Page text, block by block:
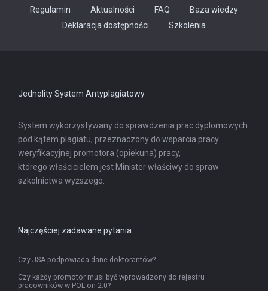
Regulamin
Aktualności FAQ
Baza wiedzy
Deklaracja dostępności
Szkolenia
Jednolity System Antyplagiatowy
System wykorzystywany do sprawdzenia prac dyplomowych
pod kątem plagiatu, przeznaczony do wsparcia pracy
weryfikacyjnej promotora (opiekuna) pracy,
którego właścicielem jest Minister właściwy do spraw
szkolnictwa wyższego.
Najczęściej zadawane pytania
Czy JSA podpowiada dane doktorantów?
Czy każdy promotor musi być wprowadzony do rejestru
pracowników w POL-on 2.0?